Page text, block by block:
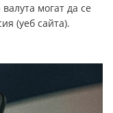
могат да се
(уеб сайта).